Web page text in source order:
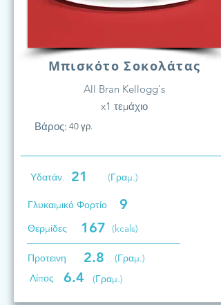
Μπισκότο Σοκολάτας
All Bran Kellogg's
x1 τεμάχιο
Βάρος: 40 γρ.
Υδατάν. 21 (Γραμ.)
Γλυκαιμικό Φορτίο 9
Θερμίδες 167 (kcals)
Προτεινη 2.8
(Γραμ.)
Λίπος
6.4 (Γραμ.)